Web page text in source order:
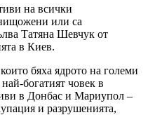
на всички
или са
Татяна Шевчук от
в Киев.
бяха ядрото на големи
богатият човек в
в Донбас и Мариупол –
и разрушенията,